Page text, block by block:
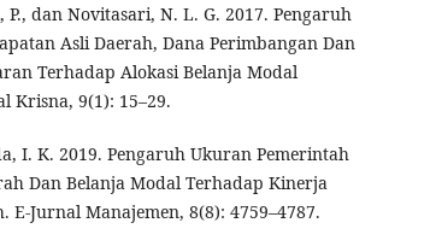
dan Novitasari, N. L. G. 2017. Pengaruh
Asli Daerah, Dana Perimbangan Dan
Terhadap Alokasi Belanja Modal
Krisna, 9(1): 15–29.
I. K. 2019. Pengaruh Ukuran Pemerintah
Dan Belanja Modal Terhadap Kinerja
E-Jurnal Manajemen, 8(8): 4759–4787.